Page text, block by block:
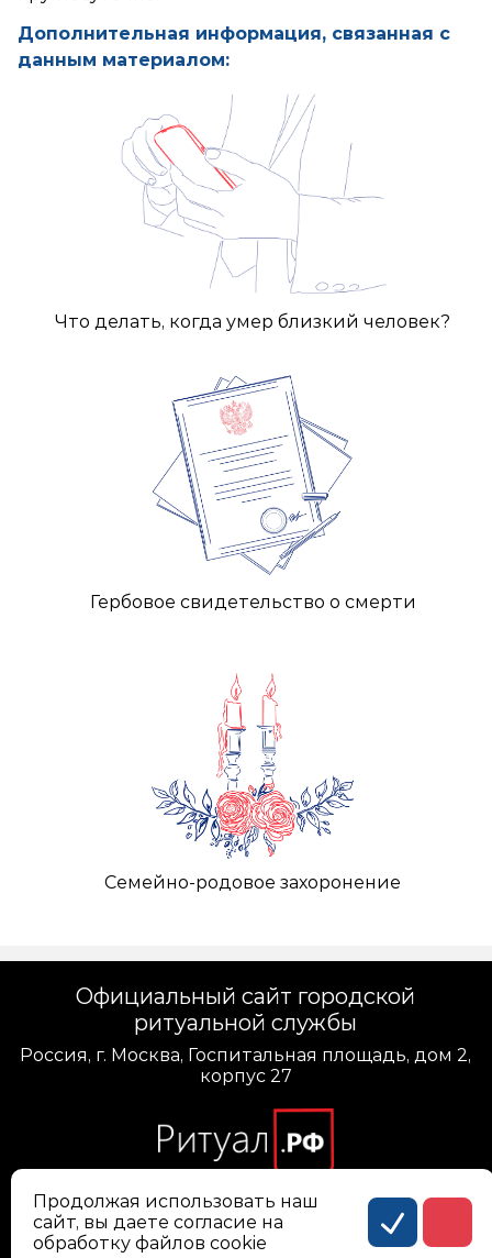
Дополнительная информация, связанная с
данным материалом:
Что делать, когда умер близкий человек?
Гербовое свидетельство о смерти
Семейно-родовое захоронение
Официальный сайт городской
ритуальной службы
Россия, г. Москва, Госпитальная площадь, дом 2,
корпус 27
Политика конфиденциальности персональных
данных
Продолжая использовать наш
сайт, вы даете согласие на
обработку файлов cookie